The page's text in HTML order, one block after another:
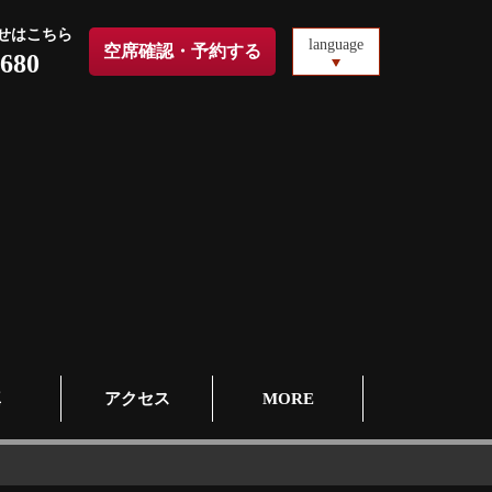
はこちら
空席確認・予約する language
アクセス MORE